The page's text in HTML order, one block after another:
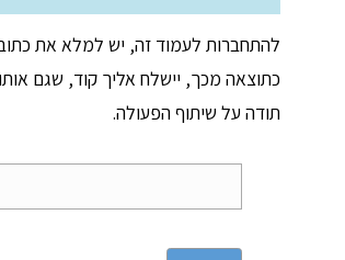
להתחברות לעמוד זה, יש למלא את
כתוצאה מכך, יישלח אליך קוד, שגם
תודה על שיתוף הפעולה.